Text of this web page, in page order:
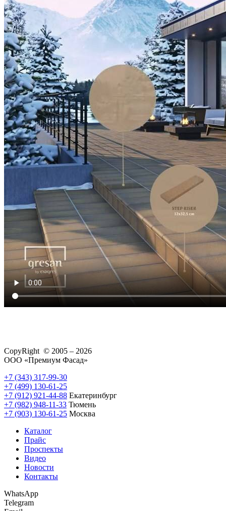
CopyRight © 2005 – 2026
ООО «Премиум Фасад»
+7 (343) 317-99-30
+7 (499) 130-61-25
+7 (912) 921-44-88 Екатеринбург
+7 (982) 948-11-33 Тюмень
+7 (903) 130-61-25 Москва
Каталог
Прайс
Проспекты
Видео
Новости
Контакты
WhatsApp
Telegram